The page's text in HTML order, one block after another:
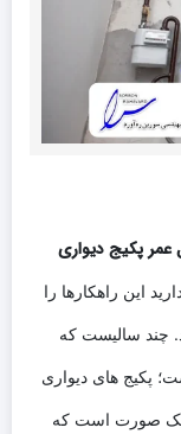
پکیج دیواری
این راهکارها را
چند سالیست که
پکیج های دیواری
یک صورت است که